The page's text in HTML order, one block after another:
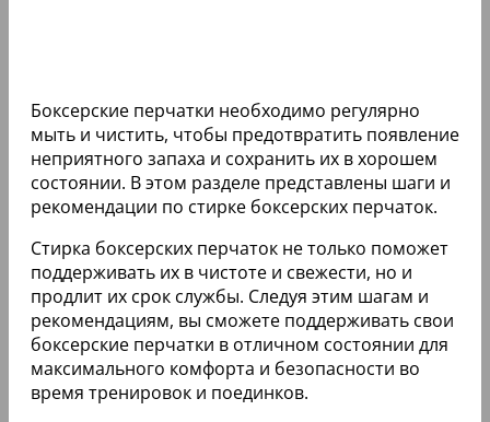
Боксерские перчатки необходимо регулярно
мыть и чистить, чтобы предотвратить появление
неприятного запаха и сохранить их в хорошем
состоянии. В этом разделе представлены шаги и
рекомендации по стирке боксерских перчаток.
Стирка боксерских перчаток не только поможет
поддерживать их в чистоте и свежести, но и
продлит их срок службы. Следуя этим шагам и
рекомендациям, вы сможете поддерживать свои
боксерские перчатки в отличном состоянии для
максимального комфорта и безопасности во
время тренировок и поединков.